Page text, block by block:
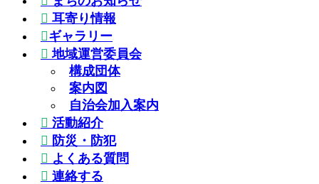
耳寄り情報
ギャラリー
地域運営委員会
構成団体
案内図
自治会加入案内
活動紹介
防災・防犯
よくある質問
連絡する